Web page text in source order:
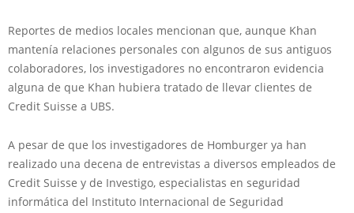
Reportes de medios locales mencionan que, aunque Khan
mantenía relaciones personales con algunos de sus antiguos
colaboradores, los investigadores no encontraron evidencia
alguna de que Khan hubiera tratado de llevar clientes de
Credit Suisse a UBS.
A pesar de que los investigadores de Homburger ya han
realizado una decena de entrevistas a diversos empleados de
Credit Suisse y de Investigo, especialistas en seguridad
informática del Instituto Internacional de Seguridad